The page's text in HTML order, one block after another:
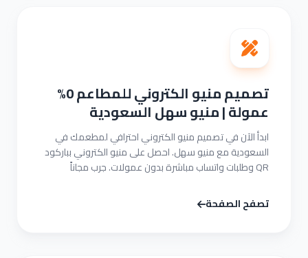
تصميم منيو الكتروني للمطاعم 0%
عمولة | منيو سهل السعودية
ابدأ الآن في تصميم منيو الكتروني احترافي لمطعمك في
السعودية مع منيو سهل. احصل على منيو الكتروني بباركود
QR وطلبات واتساب مباشرة بدون عمولات. جرب مجاناً
تصفح الصفحة